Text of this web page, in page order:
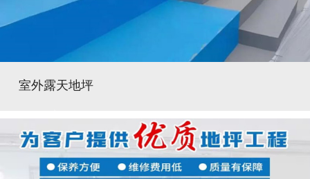
室外露天地坪